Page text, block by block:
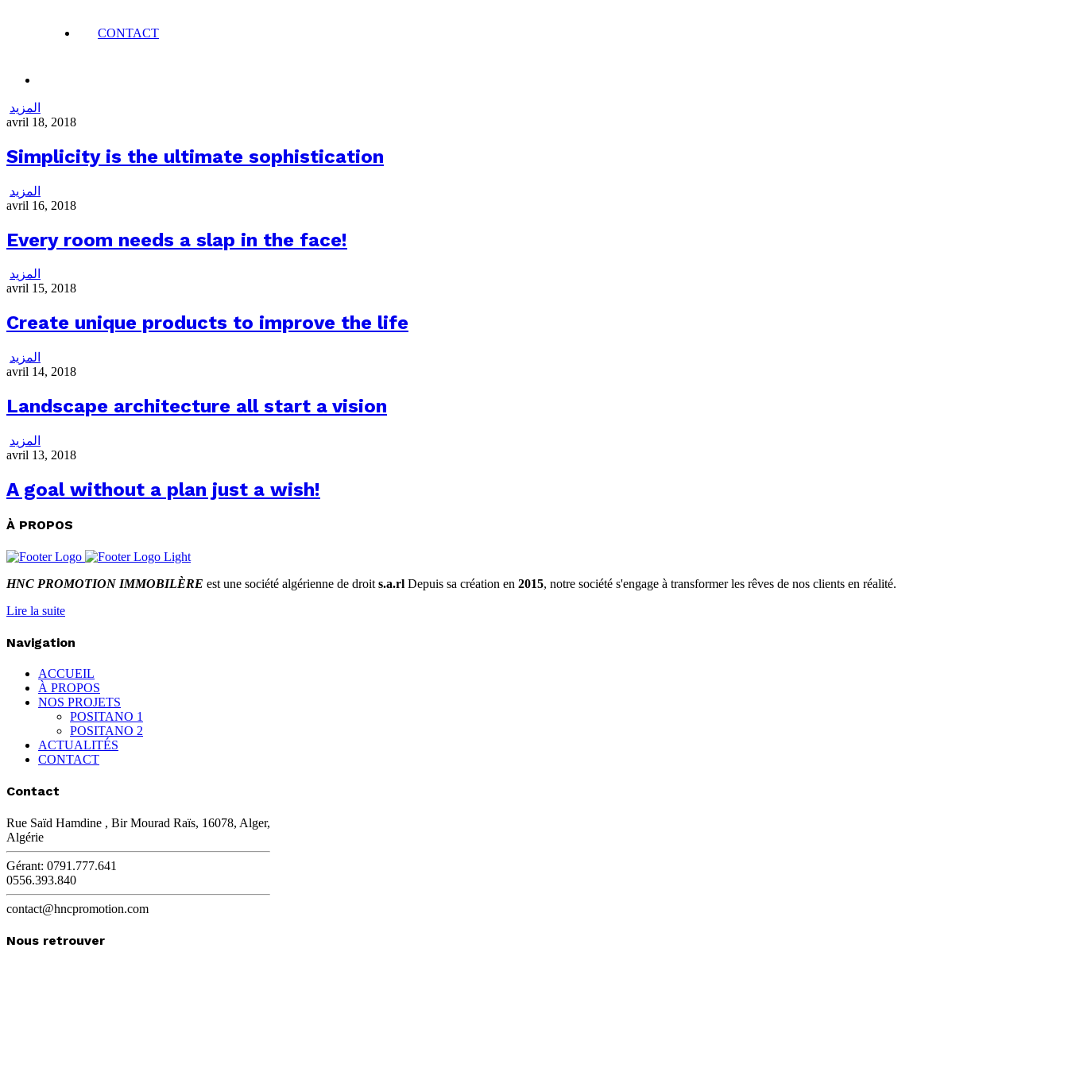
CONTACT
المزيد
avril 18, 2018
Simplicity is the ultimate sophistication
المزيد
avril 16, 2018
Every room needs a slap in the face!
المزيد
avril 15, 2018
Create unique products to improve the life
المزيد
avril 14, 2018
Landscape architecture all start a vision
المزيد
avril 13, 2018
A goal without a plan just a wish!
À PROPOS
HNC PROMOTION IMMOBILÈRE est une société algérienne de droit s.a.rl Depuis sa création en 2015, notre société s'engage à transformer les rêves de nos clients en réalité.
Lire la suite
Navigation
ACCUEIL
À PROPOS
NOS PROJETS
POSITANO 1
POSITANO 2
ACTUALITÉS
CONTACT
Contact
Rue Saïd Hamdine , Bir Mourad Raïs, 16078, Alger,
Algérie
Gérant: 0791.777.641
0556.393.840
contact@hncpromotion.com
Nous retrouver